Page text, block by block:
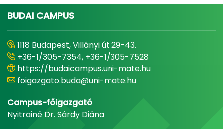
BUDAI CAMPUS
1118 Budapest, Villányi út 29-43.
+36-1/305-7354, +36-1/305-7528
https://budaicampus.uni-mate.hu
foigazgato.buda@uni-mate.hu
Campus-főigazgató
Nyitrainé Dr. Sárdy Diána